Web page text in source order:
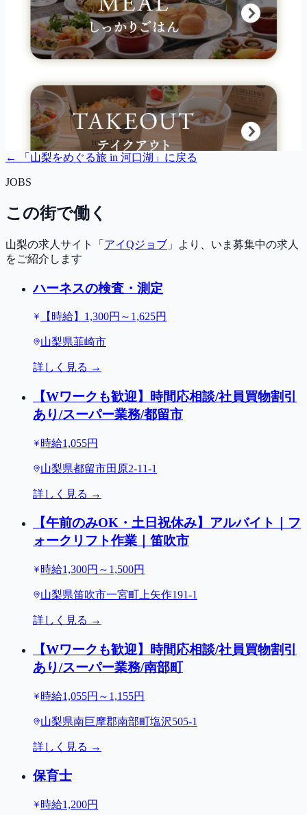
← 「 山梨をめぐる旅 in 河口湖 」に戻る
JOBS
この街で働く
山梨の求人サイト「 アイQジョブ 」より、いま募集中の求人
をご紹介します
ハーネスの検査・測定
【時給】1,300円～1,625円
山梨県韮崎市
詳しく見る →
【Wワークも歓迎】時間応相談/社員買物割引
あり/スーパー業務/都留市
時給1,055円
山梨県都留市田原2-11-1
詳しく見る →
【午前のみOK・土日祝休み】アルバイト｜フ
ォークリフト作業｜笛吹市
時給1,300円～1,500円
山梨県笛吹市一宮町上矢作191-1
詳しく見る →
【Wワークも歓迎】時間応相談/社員買物割引
あり/スーパー業務/南部町
時給1,055円～1,155円
山梨県南巨摩郡南部町塩沢505-1
詳しく見る →
保育士
時給1,200円